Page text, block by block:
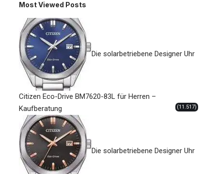
Most Viewed Posts
Die solarbetriebene Designer Uhr
Citizen Eco-Drive BM7620-83L für Herren –
Kaufberatung
(11.517)
Die solarbetriebene Designer Uhr